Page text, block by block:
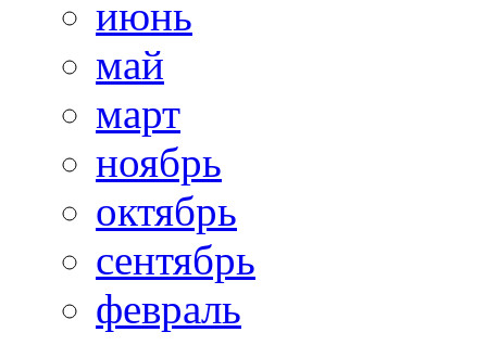
июнь
май
март
ноябрь
октябрь
сентябрь
февраль